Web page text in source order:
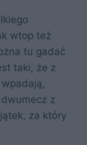
wtop też
tu gadać
taki, że z
z
za który